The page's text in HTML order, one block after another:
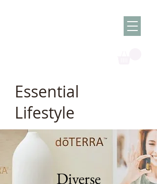
Essential
Lifestyle
Diverse